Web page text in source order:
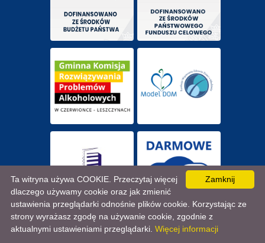
Zamknij
Ta witryna używa COOKIE. Przeczytaj więcej
dlaczego używamy cookie oraz jak zmienić
ustawienia przeglądarki odnośnie plików cookie. Korzystając ze
strony wyrażasz zgodę na używanie cookie, zgodnie z
aktualnymi ustawieniami przeglądarki. Więcej informacji